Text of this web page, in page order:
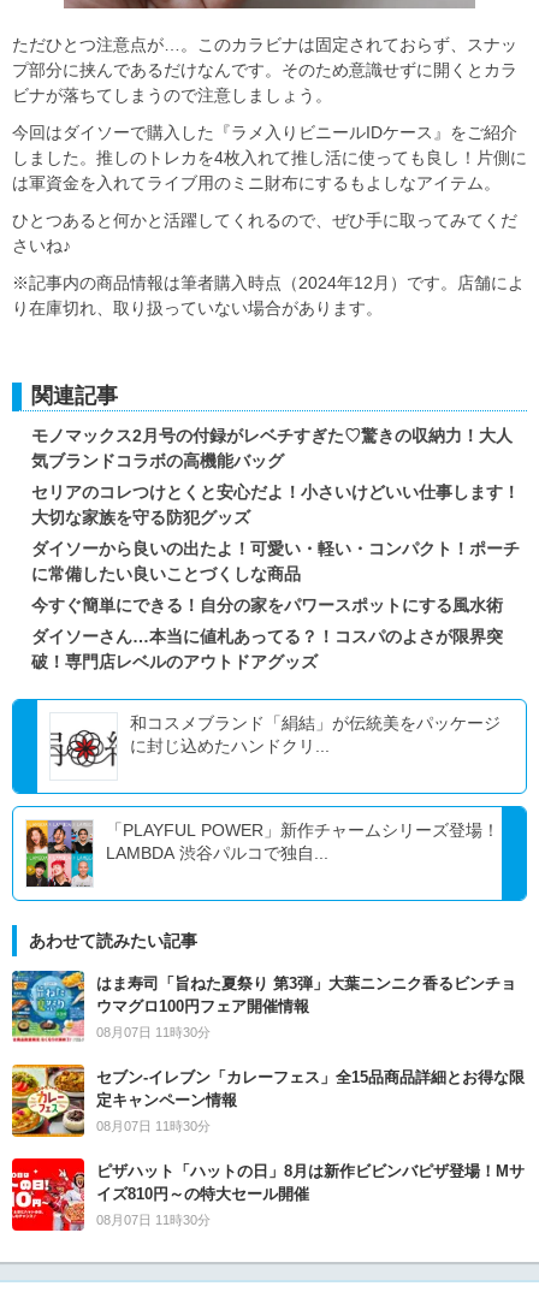
ただひとつ注意点が…。このカラビナは固定されておらず、スナッ
プ部分に挟んであるだけなんです。そのため意識せずに開くとカラ
ビナが落ちてしまうので注意しましょう。
今回はダイソーで購入した『ラメ入りビニールIDケース』をご紹介
しました。推しのトレカを4枚入れて推し活に使っても良し！片側に
は軍資金を入れてライブ用のミニ財布にするもよしなアイテム。
ひとつあると何かと活躍してくれるので、ぜひ手に取ってみてくだ
さいね♪
※記事内の商品情報は筆者購入時点（2024年12月）です。店舗によ
り在庫切れ、取り扱っていない場合があります。
関連記事
モノマックス2月号の付録がレベチすぎた♡驚きの収納力！大人
気ブランドコラボの高機能バッグ
セリアのコレつけとくと安心だよ！小さいけどいい仕事します！
大切な家族を守る防犯グッズ
ダイソーから良いの出たよ！可愛い・軽い・コンパクト！ポーチ
に常備したい良いことづくしな商品
今すぐ簡単にできる！自分の家をパワースポットにする風水術
ダイソーさん…本当に値札あってる？！コスパのよさが限界突
破！専門店レベルのアウトドアグッズ
和コスメブランド「絹結」が伝統美をパッケージ
に封じ込めたハンドクリ...
「PLAYFUL POWER」新作チャームシリーズ登場！
LAMBDA 渋谷パルコで独自...
あわせて読みたい記事
はま寿司「旨ねた夏祭り 第3弾」大葉ニンニク香るビンチョ
ウマグロ100円フェア開催情報
08月07日 11時30分
セブン‐イレブン「カレーフェス」全15品商品詳細とお得な限
定キャンペーン情報
08月07日 11時30分
ピザハット「ハットの日」8月は新作ビビンバピザ登場！Mサ
イズ810円～の特大セール開催
08月07日 11時30分